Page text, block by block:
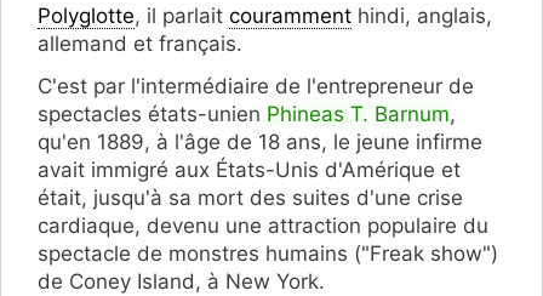
Polyglotte, il parlait couramment hindi, anglais,
allemand et français.
C'est par l'intermédiaire de l'entrepreneur de
spectacles états-unien Phineas T. Barnum,
qu'en 1889, à l'âge de 18 ans, le jeune infirme
avait immigré aux États-Unis d'Amérique et
était, jusqu'à sa mort des suites d'une crise
cardiaque, devenu une attraction populaire du
spectacle de monstres humains ("Freak show")
de Coney Island, à New York.